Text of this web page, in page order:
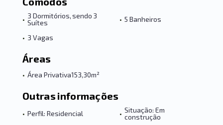
• 3 Dormitórios, sendo 3
Suítes
• 5 Banheiros
• 3 Vagas
Áreas
• Área Privativa153,30m²
Outras informações
• Perfil: Residencial • Situação: Em
construção